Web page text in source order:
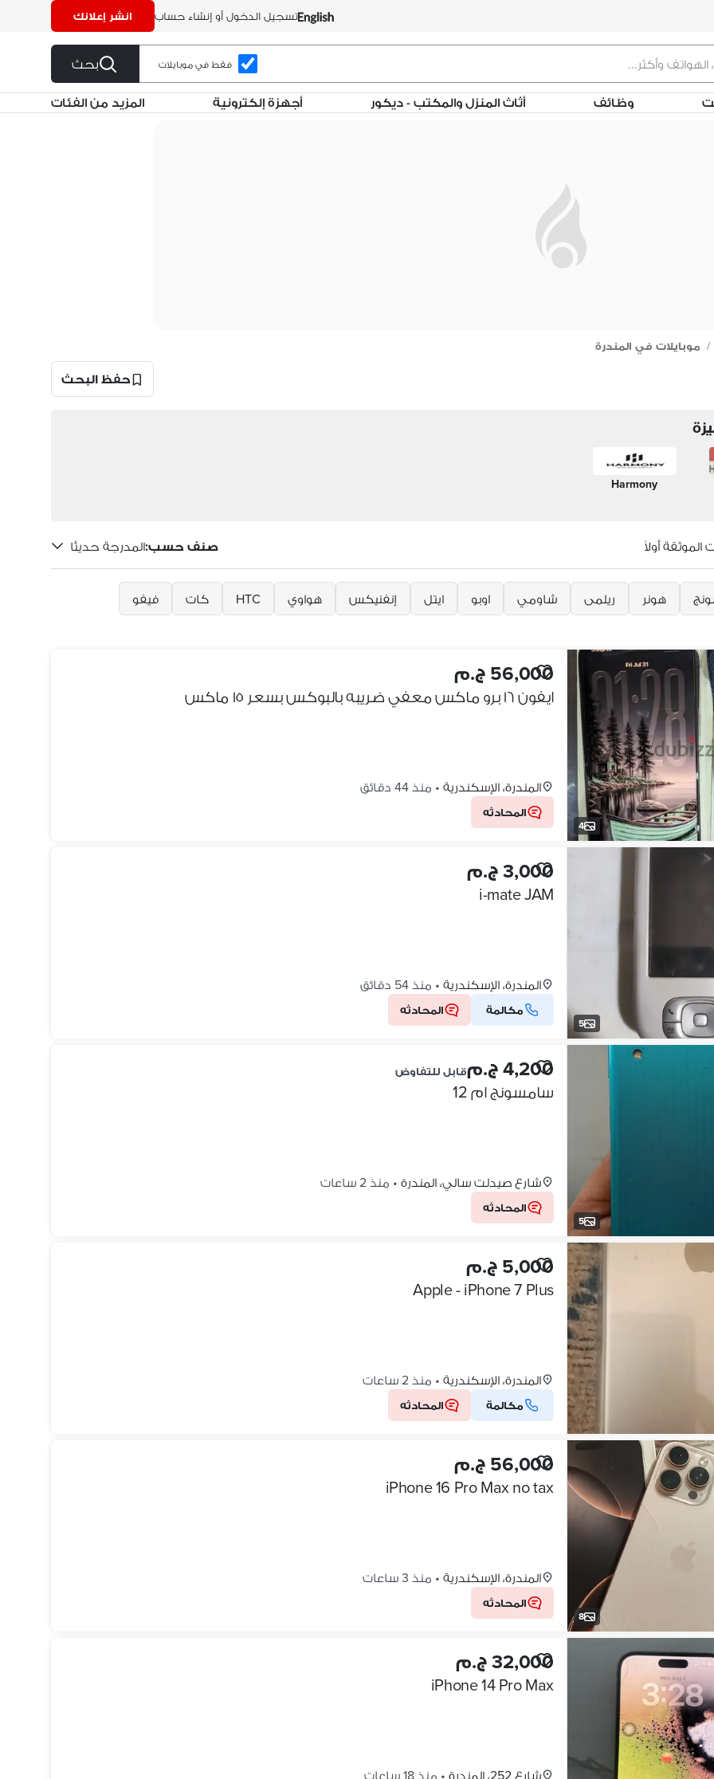
تسجيل الدخول أو إنشاء حساب انشر إعلانك
فقط في موبايلات بحث
وظائف أثاث المنزل والمكتب - ديكور أجهزة إلكترونية المزيد من الفئات
/ موبايلات في المندرة
حفظ البحث
Harmony
أولاً صنف حسب:المدرجة حديثًا
هونر ريلمى شاومي اوبو ايتل إنفنيكس هواوي HTC كات فيفو
4
56,000 ج.م
ايفون ١٦ برو ماكس معفي ضريبه بالبوكس بسعر ١٥ ماكس
المندرة، الإسكندرية • منذ 44 دقائق
المحادثه
5
3,000 ج.م
i-mate JAM
المندرة، الإسكندرية • منذ 54 دقائق
مكالمة المحادثه
5
4,200 ج.م قابل للتفاوض
سامسونج ام 12
شارع صيدلت سالي، المندرة • منذ 2 ساعات
المحادثه
5,000 ج.م
Apple - iPhone 7 Plus
المندرة، الإسكندرية • منذ 2 ساعات
مكالمة المحادثه
8
56,000 ج.م
iPhone 16 Pro Max no tax
المندرة، الإسكندرية • منذ 3 ساعات
المحادثه
32,000 ج.م
iPhone 14 Pro Max
شارع 252، المندرة • منذ 18 ساعات